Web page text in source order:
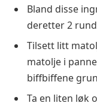
Bland disse
deretter 2
Tilsett litt
matolje i
biffbiffene
Ta en liten løk